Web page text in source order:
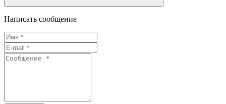
Написать сообщение